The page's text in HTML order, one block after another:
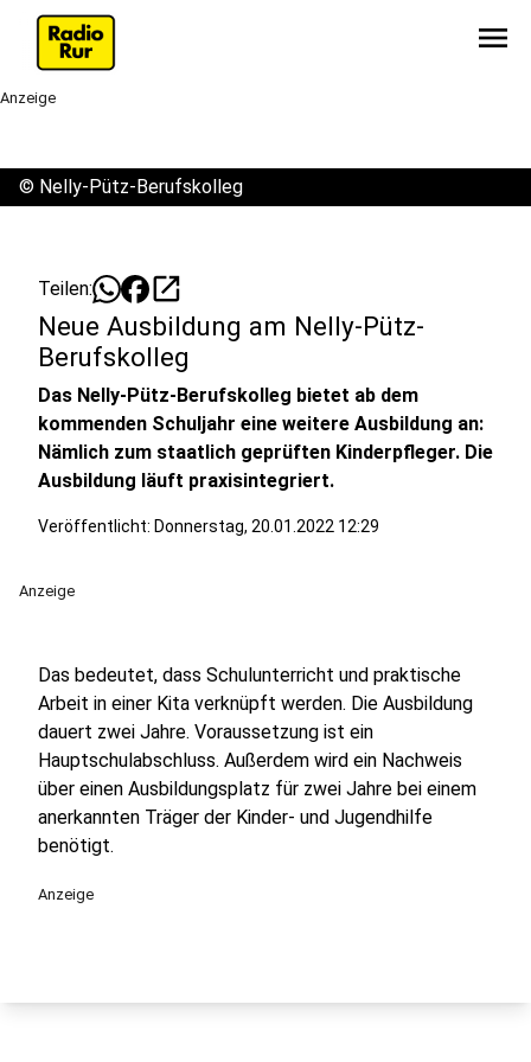
menu
Anzeige
© Nelly-Pütz-Berufskolleg
Teilen: open_in_new
Neue Ausbildung am Nelly-Pütz-
Berufskolleg
Das Nelly-Pütz-Berufskolleg bietet ab dem
kommenden Schuljahr eine weitere Ausbildung an:
Nämlich zum staatlich geprüften Kinderpfleger. Die
Ausbildung läuft praxisintegriert.
Veröffentlicht: Donnerstag, 20.01.2022 12:29
Anzeige
Das bedeutet, dass Schulunterricht und praktische
Arbeit in einer Kita verknüpft werden. Die Ausbildung
dauert zwei Jahre. Voraussetzung ist ein
Hauptschulabschluss. Außerdem wird ein Nachweis
über einen Ausbildungsplatz für zwei Jahre bei einem
anerkannten Träger der Kinder- und Jugendhilfe
benötigt.
Anzeige